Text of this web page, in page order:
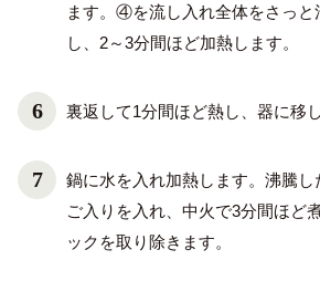
ます。④を流し入れ全体をさっと
し、2～3分間ほど加熱します。
裏返して1分間ほど熱し、器に移し
鍋に水を入れ加熱します。沸騰
ご入りを入れ、中火で3分間ほど
ックを取り除きます。